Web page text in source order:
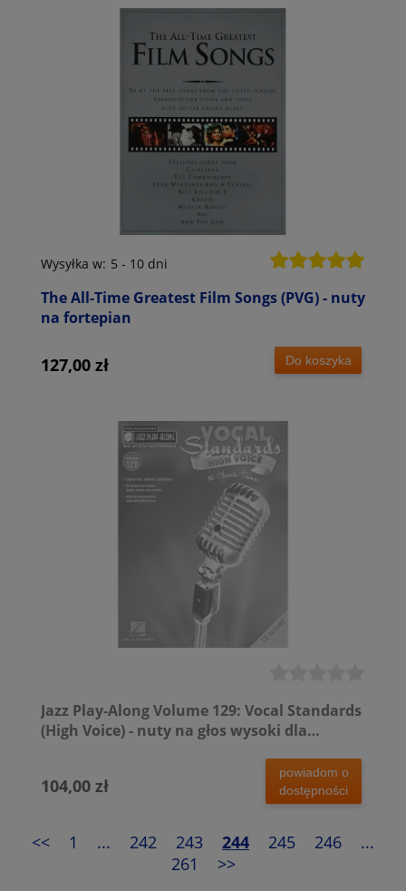
The All-Time Greatest Film Songs (PVG) - nuty
na fortepian
Wysyłka w: 5 - 10 dni
127,00 zł Do koszyka
Jazz Play-Along Volume 129: Vocal Standards
(High Voice) - nuty na głos wysoki dla
104,00 zł
powiadom o
dostępności
<< 1 ... 242 243 244 245 246
...
261
>>